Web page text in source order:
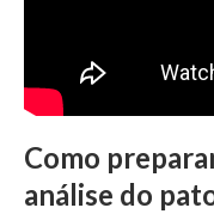
Como
análise do